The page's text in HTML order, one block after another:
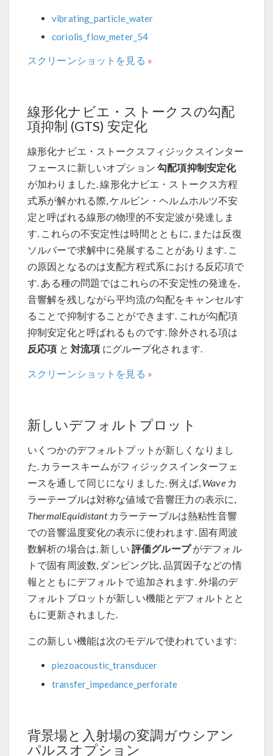
vibrating_particle_water
coriolis_flow_meter_54
スクリーンショットを見る
線形化ナビエ・ストークスの勾配
項抑制 (GTS) 安定化
線形化ナビエ・ストークスフィジックスインター
フェースに新しいオプション勾配項抑制安定化
が加わりました. 線形化ナビエ・ストークス方程
式系が解かれる際, ケルビン・ヘルムホルツ不安
定と呼ばれる線形の物理的不安定波が発達しま
す. これらの不安定性は時間とともに, または反復
ソルバーで求解中に発展することがあります. こ
の原因となるのは支配方程式系における反応項で
す. ある種の問題ではこれらの不安定性の発達を,
音響解を残しながら平均流の勾配をキャンセルす
ることで抑制することができます. これが勾配項
抑制安定化と呼ばれるものです. 除外される項は
反応項 と 対流項 にグループ化されます.
スクリーンショットを見る
新しいデフォルトプロット
いくつかのデフォルトプットが新しくなりまし
た. カラースキームがフィジックスインターフェ
ースを通して同じになりました. 例えば, Waveカ
ラーテーブルは対称な値域で音響圧力の表示に,
ThermalEquidistantカラーテーブルは熱粘性音響
での音響温度変化の表示に使われます. 固有周波
数解析の場合は, 新しい 評価グループがデフォル
トで固有周波数, ダンピング比, 品質因子などの情
報とともにデフォルトで追加されます. 外場のデ
フォルトプロットが新しい機能とデフォルトとと
もに更新されました.
この新しい機能は次のモデルで使われています:
piezoacoustic_transducer
transfer_impedance_perforate
背景場と入射場の変調ガウシアン
パルスオプション